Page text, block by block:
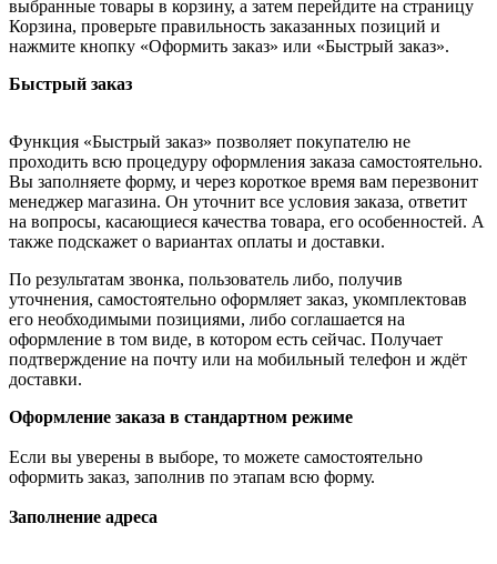
выбранные товары в корзину, а затем перейдите на страницу
Корзина, проверьте правильность заказанных позиций и
нажмите кнопку «Оформить заказ» или «Быстрый заказ».
Быстрый заказ
Функция «Быстрый заказ» позволяет покупателю не
проходить всю процедуру оформления заказа самостоятельно.
Вы заполняете форму, и через короткое время вам перезвонит
менеджер магазина. Он уточнит все условия заказа, ответит
на вопросы, касающиеся качества товара, его особенностей. А
также подскажет о вариантах оплаты и доставки.
По результатам звонка, пользователь либо, получив
уточнения, самостоятельно оформляет заказ, укомплектовав
его необходимыми позициями, либо соглашается на
оформление в том виде, в котором есть сейчас. Получает
подтверждение на почту или на мобильный телефон и ждёт
доставки.
Оформление заказа в стандартном режиме
Если вы уверены в выборе, то можете самостоятельно
оформить заказ, заполнив по этапам всю форму.
Заполнение адреса